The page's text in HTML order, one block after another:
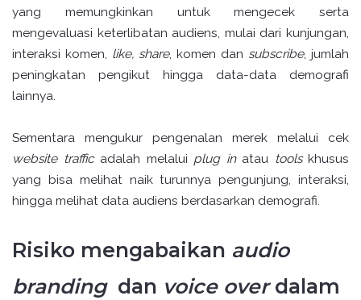
yang memungkinkan untuk mengecek serta
mengevaluasi keterlibatan audiens, mulai dari kunjungan,
interaksi komen, like, share, komen dan subscribe, jumlah
peningkatan pengikut hingga data-data demografi
lainnya.
Sementara mengukur pengenalan merek melalui cek
website trafficadalah melalui plug inatau tools khusus
yang bisa melihat naik turunnya pengunjung, interaksi,
hingga melihat data audiens berdasarkan demografi.
Risiko mengabaikan audio
brandingdan voice overdalam